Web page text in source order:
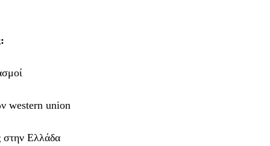
western union
στην Ελλάδα